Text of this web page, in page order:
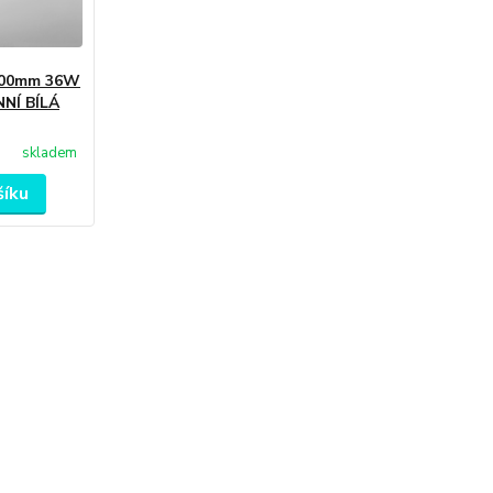
36W
BÍLÁ
skladem